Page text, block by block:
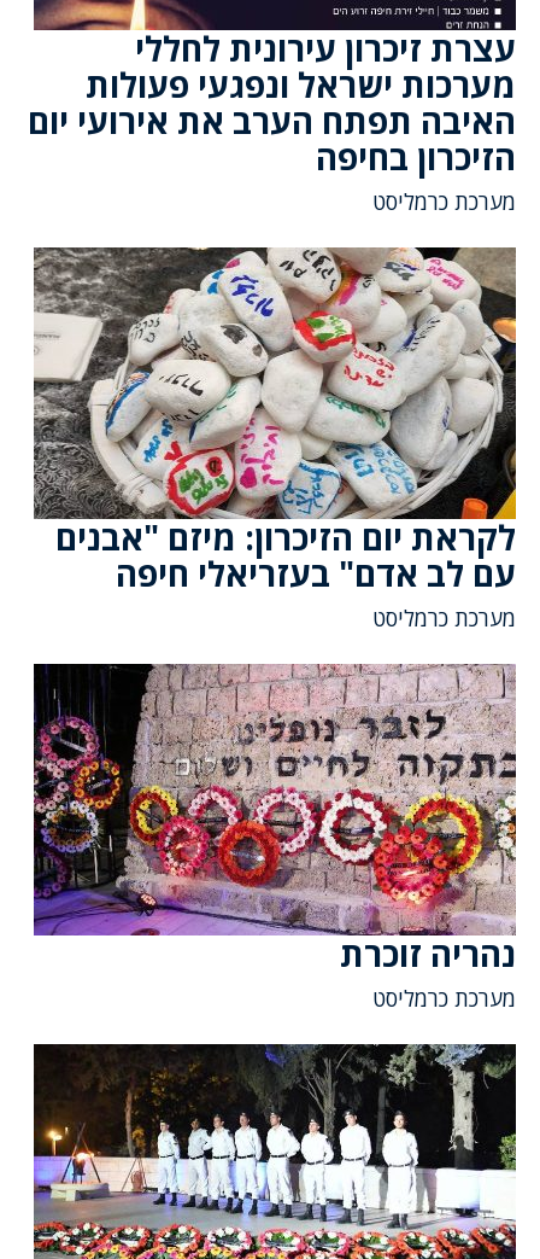
עצרת זיכרון עירונית לחללי
מערכות ישראל ונפגעי פעולות
האיבה תפתח הערב את אירועי יום
הזיכרון בחיפה
מערכת כרמליסט
לקראת יום הזיכרון: מיזם "אבנים
עם לב אדם" בעזריאלי חיפה
מערכת כרמליסט
נהריה זוכרת
מערכת כרמליסט